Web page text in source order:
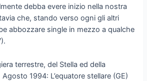
debba evere inizio nella nostra
che, stando verso ogni gli altri
abbozzare single in mezzo a qualche
terrestre, del Stella ed della
1994: L’equatore stellare (GE)